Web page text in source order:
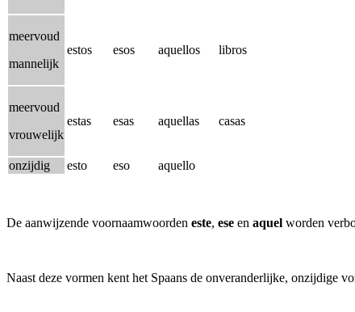
meervoud
mannelijk
estos esos aquellos libros
meervoud
vrouwelijk
estas esas aquellas casas
onzijdig esto eso aquello
De aanwijzende voornaamwoorden este, ese en aquel worden
Naast deze vormen kent het Spaans de onveranderlijke, onzijdige